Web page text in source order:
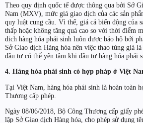
Theo quy định quốc tế được thông qua bởi Sở
Nam (MXV), mức giá giao dịch của các sản
quy luật cung cầu. Vì thế, giá cả biến động của
thấp hoặc không tăng quá cao so với thời điểm
dịch hàng hóa phái sinh luôn được bảo hộ bởi
Sở Giao dịch Hàng hóa nên việc thao túng giá
đầu tư có thể yên tâm khi đầu tư hàng hóa phái
4. Hàng hóa phái sinh có hợp pháp ở Việt
Tại Việt Nam, hàng hóa phái sinh là hoàn toàn
Thương cấp phép.
Ngày 08/06/2018, Bộ Công Thương cấp giấy
lập Sở Giao dịch Hàng hóa, cho phép sử dụng